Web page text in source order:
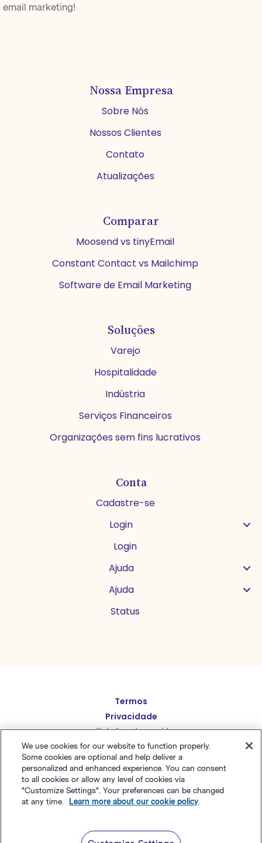
email marketing!
Nossa Empresa
Sobre Nós
Nossos Clientes
Contato
Atualizações
Comparar
Moosend vs tinyEmail
Constant Contact vs Mailchimp
Software de Email Marketing
Soluções
Varejo
Hospitalidade
Indústria
Serviços Financeiros
Organizações sem fins lucrativos
Conta
Cadastre-se
Login
Login
Ajuda
Ajuda
Status
Termos
Privacidade
Definições de cookies
Mapa do Site
Português (BR)
English
Español
Deutsch
繁體中文
简体中文
日本語
© Polaris Software, LLCBenchmark Email® is a
We use cookies for our website to function properly.
Some cookies are optional and help deliver a
personalized and enhanced experience. You can consent
to all cookies or allow any level of cookies via
"Customize Settings". Your preferences can be changed
at any time.
Learn more about our cookie policy.